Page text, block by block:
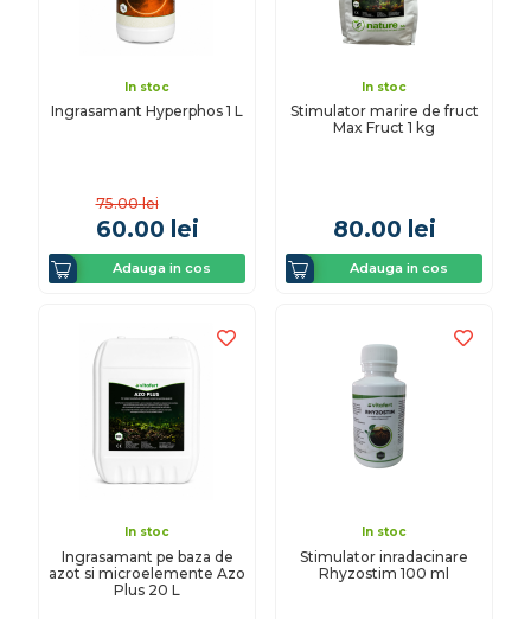
In stoc
Ingrasamant Hyperphos 1 L
75.00 lei
60.00 lei
Adauga in cos
In stoc
Stimulator marire de fruct
Max Fruct 1 kg
80.00 lei
Adauga in cos
In stoc
Ingrasamant pe baza de
azot si microelemente Azo
Plus 20 L
In stoc
Stimulator inradacinare
Rhyzostim 100 ml